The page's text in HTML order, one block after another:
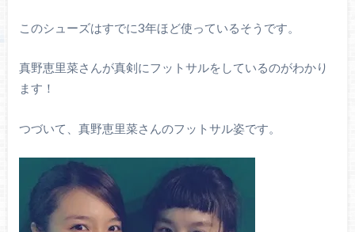
このシューズはすでに3年ほど使っているそうです。
真野恵里菜さんが真剣にフットサルをしているのがわかり
ます！
つづいて、真野恵里菜さんのフットサル姿です。